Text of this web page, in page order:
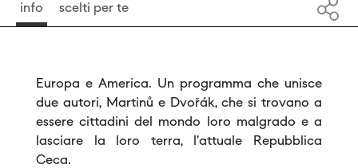
info scelti per te
Europa e America. Un programma che unisce
due autori, Martinů e Dvořák, che si trovano a
essere cittadini del mondo loro malgrado e a
lasciare la loro terra, l’attuale Repubblica
Ceca.